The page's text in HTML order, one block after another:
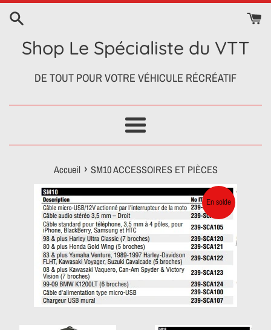
Passer
contenuShop Le Spécialiste du VTT
DE TOUT POUR VOTRE VÉHICULE RÉCRÉATIF
Menu
Accueil › SM10 ACCESSOIRES ET PIÈCES
En solde